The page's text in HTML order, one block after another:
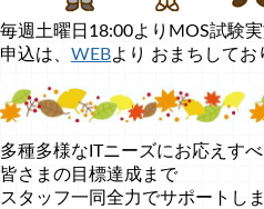
毎週土曜日18:00よりMOS試験
申込は、 WEBより おまちしてお
多種多様なITニーズにお応えすべ
皆さまの目標達成まで
スタッフ一同全力でサポートし